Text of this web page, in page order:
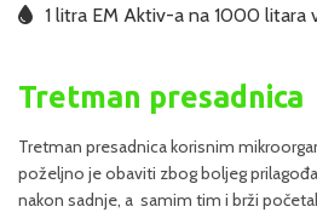
1 litra EM Aktiv-a na 1000 litara
Tretman presadnica
Tretman presadnica korisnim
poželjno je obaviti zbog boljeg
nakon sadnje, a samim tim i brži